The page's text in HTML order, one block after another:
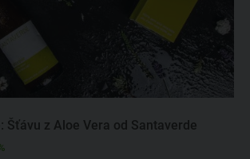
Šťávu z Aloe Vera od Santaverde